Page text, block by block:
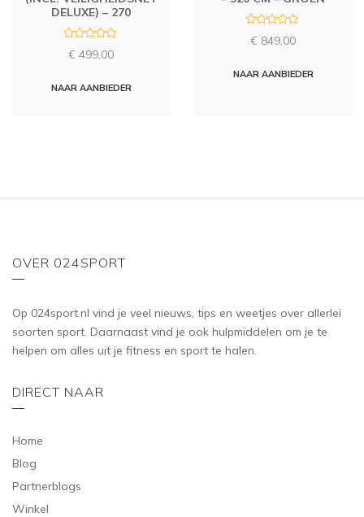
DELUXE) – 270
a
d
€ 499,00
NAAR AANBIEDER
a
d
€ 849,00
NAAR AANBIEDER
OVER 024SPORT
Op 024sport.nl vind je veel nieuws, tips en weetjes over allerlei
soorten sport. Daarnaast vind je ook hulpmiddelen om je te
helpen om alles uit je fitness en sport te halen.
DIRECT NAAR
Home
Blog
Partnerblogs
Winkel